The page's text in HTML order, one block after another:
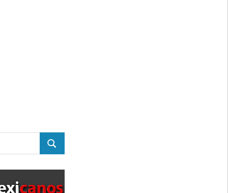
BUSCAR